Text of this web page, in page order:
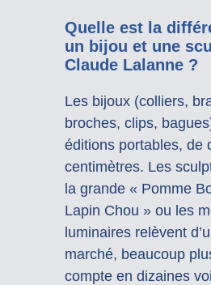
Quelle est la
un bijou et une
Claude Lalanne ?
Les bijoux (colliers,
broches, clips,
éditions portables, de
centimètres. Les
la grande « Pomme
Lapin Chou » ou les
luminaires relèvent
marché, beaucoup
compte en dizaines